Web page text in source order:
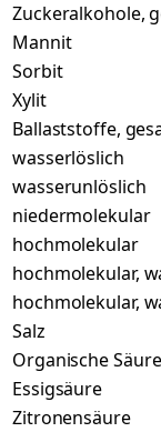
Zuckeralkohole,
Mannit
Sorbit
Xylit
Ballaststoffe,
wasserlöslich
wasserunlöslich
niedermolekular
hochmolekular
hochmolekular,
hochmolekular,
Salz
Organische
Essigsäure
Zitronensäure